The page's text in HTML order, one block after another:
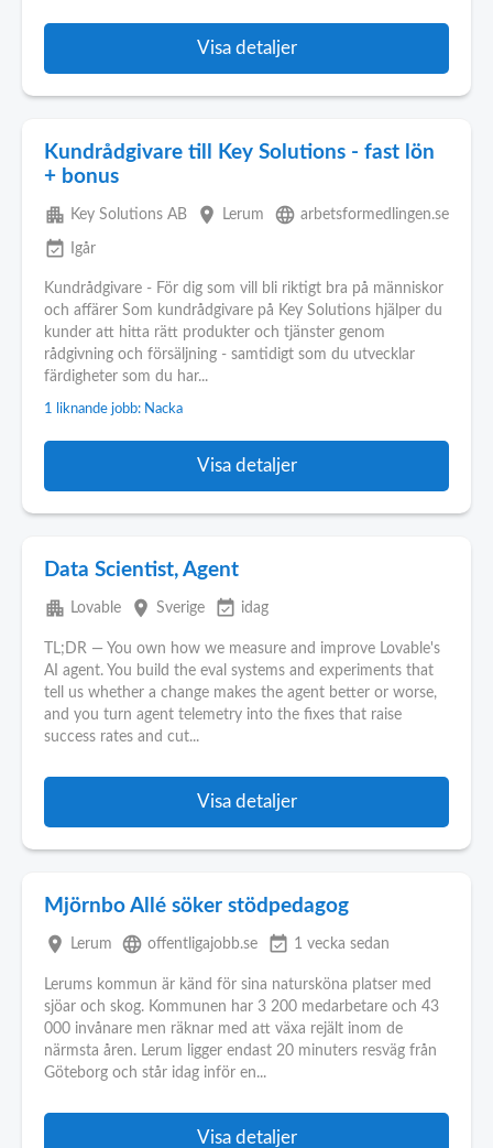
Visa detaljer
Kundrådgivare till Key Solutions - fast lön
+ bonus
apartment Key Solutions AB place Lerum language arbetsformedlingen.se
event_available Igår
Kundrådgivare - För dig som vill bli riktigt bra på människor
och affärer Som kundrådgivare på Key Solutions hjälper du
kunder att hitta rätt produkter och tjänster genom
rådgivning och försäljning - samtidigt som du utvecklar
färdigheter som du har...
1 liknande jobb: Nacka
Visa detaljer
Data Scientist, Agent
apartment Lovable place Sverige event_available idag
TL;DR — You own how we measure and improve Lovable's
AI agent. You build the eval systems and experiments that
tell us whether a change makes the agent better or worse,
and you turn agent telemetry into the fixes that raise
success rates and cut...
Visa detaljer
Mjörnbo Allé söker stödpedagog
place Lerum language offentligajobb.se event_available 1 vecka sedan
Lerums kommun är känd för sina natursköna platser med
sjöar och skog. Kommunen har 3 200 medarbetare och 43
000 invånare men räknar med att växa rejält inom de
närmsta åren. Lerum ligger endast 20 minuters resväg från
Göteborg och står idag inför en...
Visa detaljer